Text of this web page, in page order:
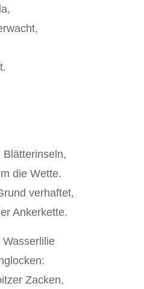
Blätterinseln,
die Wette.
verhaftet,
Ankerkette.
Wasserlilie
Zacken,